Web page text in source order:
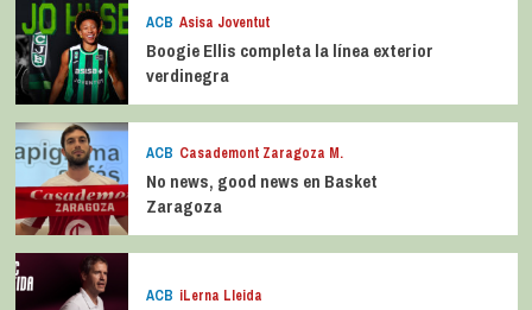
ACB Asisa Joventut
Boogie Ellis completa la línea exterior
verdinegra
ACB Casademont Zaragoza M.
No news, good news en Basket
Zaragoza
ACB iLerna Lleida